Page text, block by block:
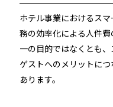
ホテル事業におけるス
務の効率化による人件
一の目的ではなくとも
ゲストへのメリットに
あります。
施工会社様向け資